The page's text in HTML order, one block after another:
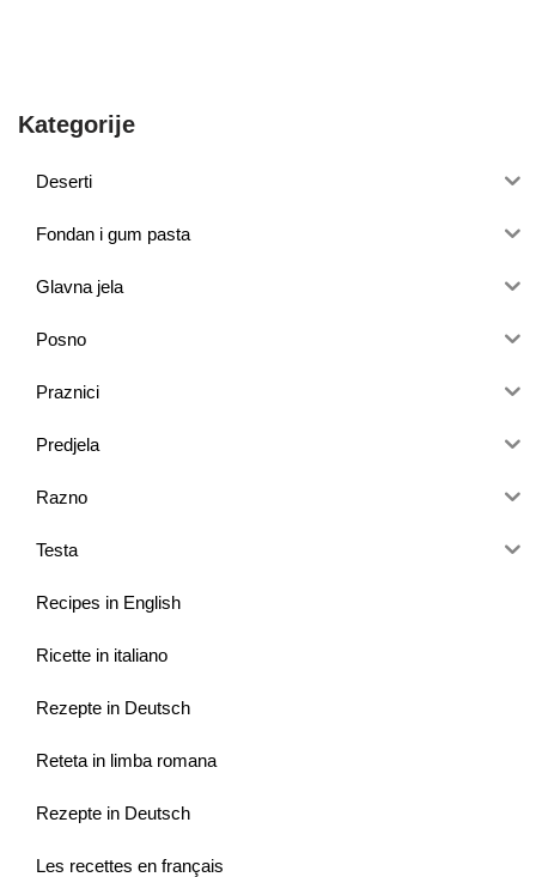
Kategorije
Deserti
Fondan i gum pasta
Glavna jela
Posno
Praznici
Predjela
Razno
Testa
Recipes in English
Ricette in italiano
Rezepte in Deutsch
Reteta in limba romana
Rezepte in Deutsch
Les recettes en français